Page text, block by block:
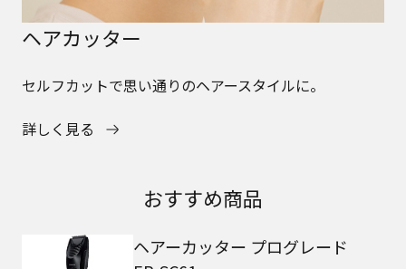
ヘアカッター
セルフカットで思い通りのヘアースタイルに。
詳しく見る
おすすめ商品
ヘアーカッター プログレード